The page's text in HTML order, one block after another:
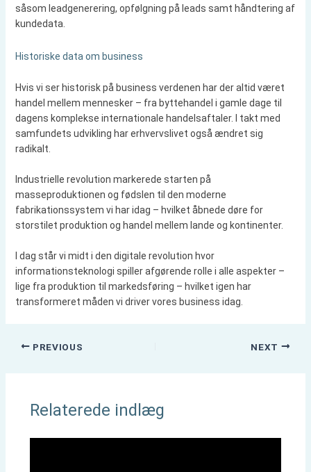
såsom leadgenerering, opfølgning på leads samt håndtering af
kundedata.
Historiske data om business
Hvis vi ser historisk på business verdenen har der altid været
handel mellem mennesker – fra byttehandel i gamle dage til
dagens komplekse internationale handelsaftaler. I takt med
samfundets udvikling har erhvervslivet også ændret sig
radikalt.
Industrielle revolution markerede starten på
masseproduktionen og fødslen til den moderne
fabrikationssystem vi har idag – hvilket åbnede døre for
storstilet produktion og handel mellem lande og kontinenter.
I dag står vi midt i den digitale revolution hvor
informationsteknologi spiller afgørende rolle i alle aspekter –
lige fra produktion til markedsføring – hvilket igen har
transformeret måden vi driver vores business idag.
PREVIOUS NEXT
Relaterede indlæg